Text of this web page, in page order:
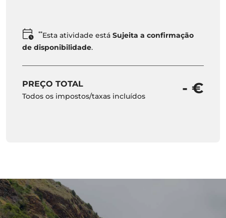
**Esta atividade está Sujeita a confirmação
de disponibilidade.
PREÇO TOTAL
Todos os impostos/taxas incluídos - €